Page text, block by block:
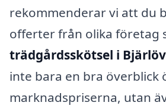
rekommenderar vi att du
offerter från olika företag
trädgårdsskötsel i Bjärlöv
inte bara en bra överblick
marknadspriserna, utan